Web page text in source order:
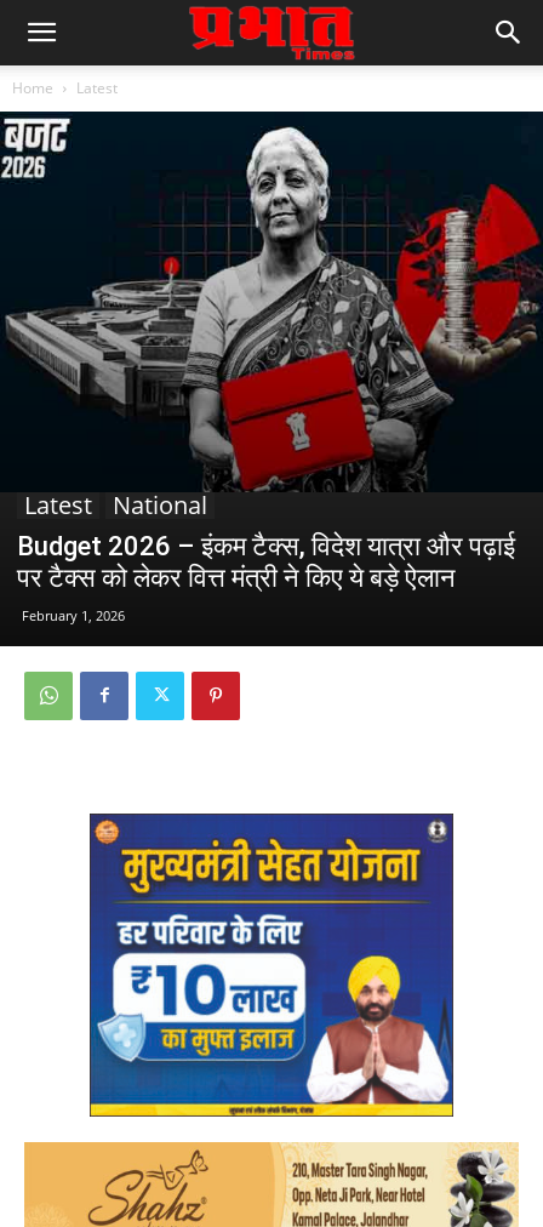
Home Latest
Latest National
Budget 2026 – इंकम टैक्स, विदेश यात्रा और पढ़ाई
पर टैक्स को लेकर वित्त मंत्री ने किए ये बड़े ऐलान
February 1, 2026